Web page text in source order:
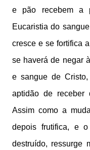
e pão recebem a
Eucaristia do
cresce e se fortifica
se haverá de negar
e sangue de
aptidão de
Assim como a
depois frutifica, e
destruído, ressurge